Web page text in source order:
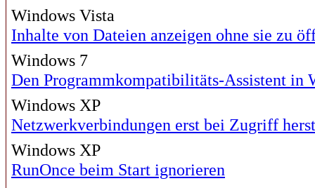
Windows Vista
Inhalte von Dateien anzeigen ohne sie zu
Windows 7
Den Programmkompatibilitäts-Assistent in
Windows XP
Netzwerkverbindungen erst bei Zugriff
Windows XP
RunOnce beim Start ignorieren